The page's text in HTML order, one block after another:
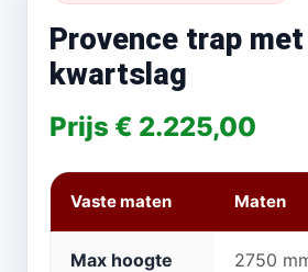
Provence trap met
kwartslag
Prijs € 2.225,00
Vaste maten Maten
Max hoogte
2750